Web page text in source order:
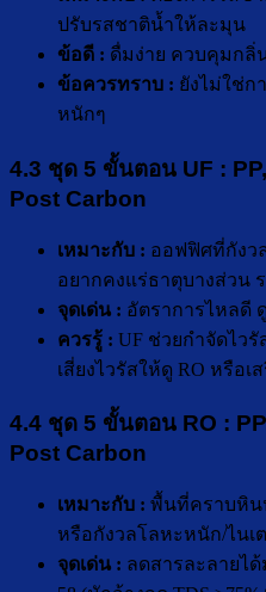
ปรับรสชาติน้ำให้ละมุน
ข้อดี : ดื่มง่าย ควบคุมกลิ่
ข้อควรทราบ : ยังไม่ใช่ก
หนักๆ
4.3 ชุด 5 ขั้นตอน UF :
Post Carbon
เหมาะกับ : ออฟฟิศที่กังว
อยากคงแร่ธาตุบางส่วน
จุดเด่น : อัตราการไหลดี
ควรรู้ : UF ช่วยกำจัดไว
เสี่ยงไวรัสให้ดู RO หรือเ
4.4 ชุด 5 ขั้นตอน RO :
Post Carbon
เหมาะกับ : พื้นที่คราบหิน
หรือกังวลโลหะหนัก/ไนเ
จุดเด่น : ลดสารละลายไ